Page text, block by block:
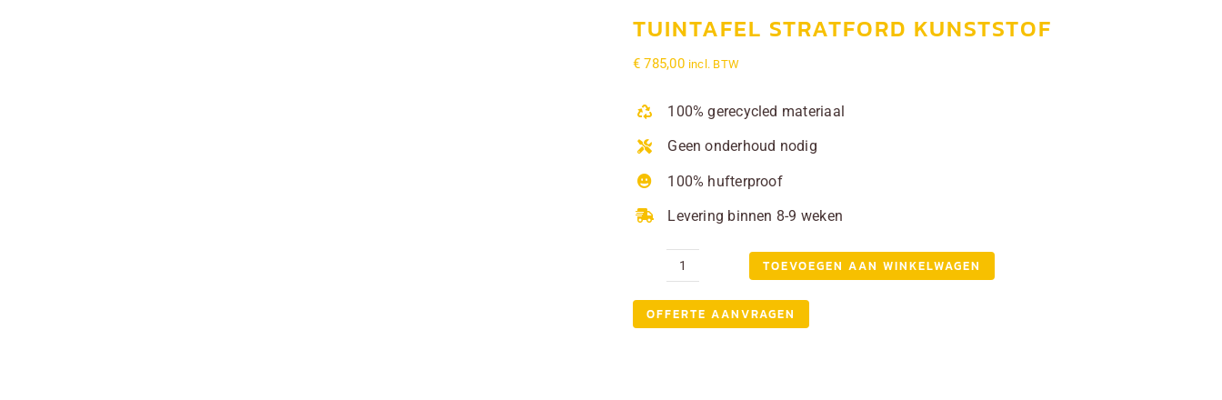
TUINTAFEL STRATFORD KUNSTSTOF
€ 785,00 incl. BTW
100% gerecycled materiaal
Geen onderhoud nodig
100% hufterproof
Levering binnen 8-9 weken
Tuintafel
Stratford
kunststof
TOEVOEGEN AAN WINKELWAGEN
OFFERTE AANVRAGEN